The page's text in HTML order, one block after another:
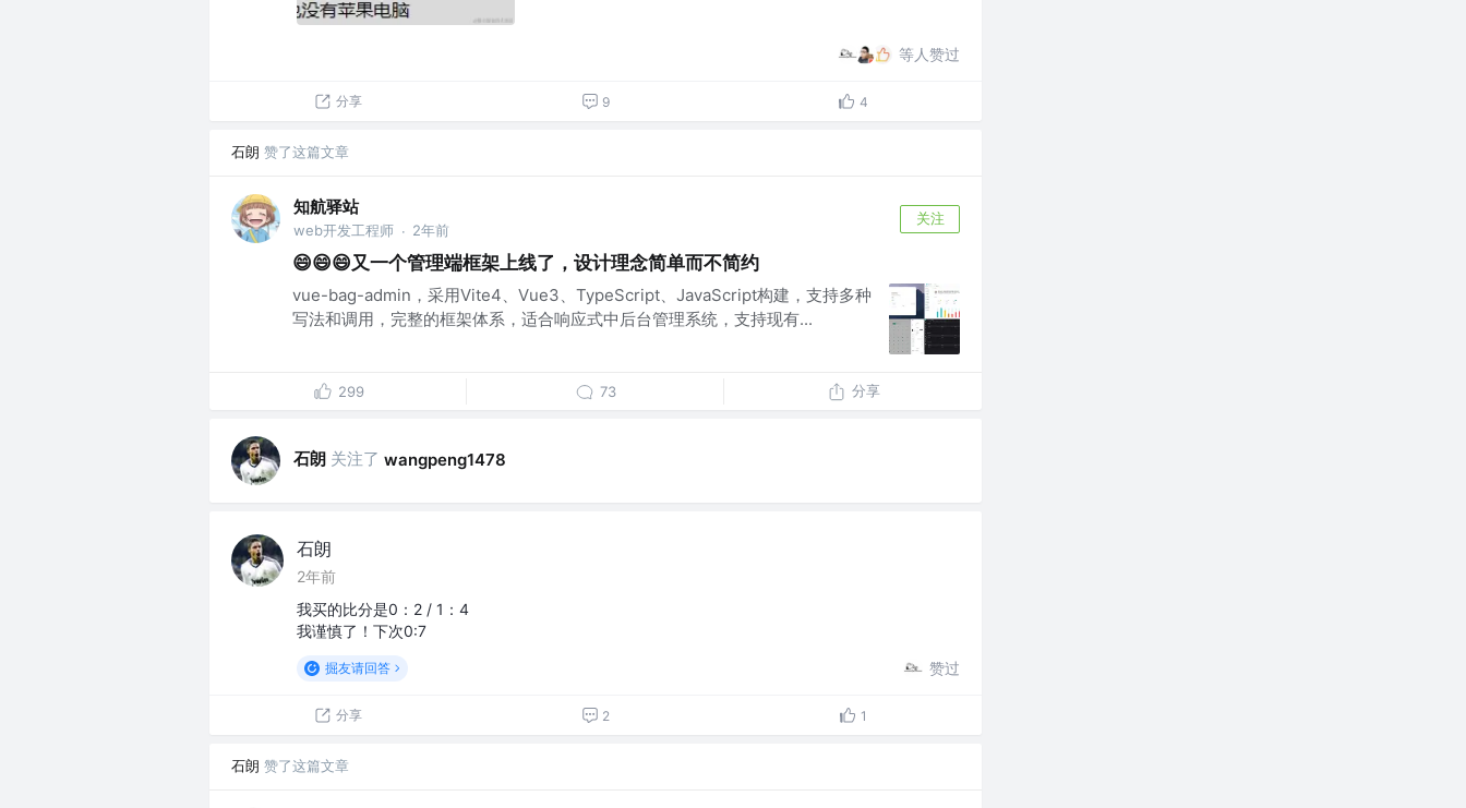
等人赞过
分享 9 4
石朗 赞了这篇文章
知航驿站
web开发工程师 · 2年前
关注
😄😄😄又一个管理端框架上线了，设计理念简单而不简约
vue-bag-admin，采用Vite4、Vue3、TypeScript、JavaScript构建，支持多种
写法和调用，完整的框架体系，适合响应式中后台管理系统，支持现有...
299 73 分享
石朗 关注了 wangpeng1478
石朗
2年前
我买的比分是0：2 / 1：4
我谨慎了！下次0:7
掘友请回答 赞过
分享 2 1
石朗 赞了这篇文章